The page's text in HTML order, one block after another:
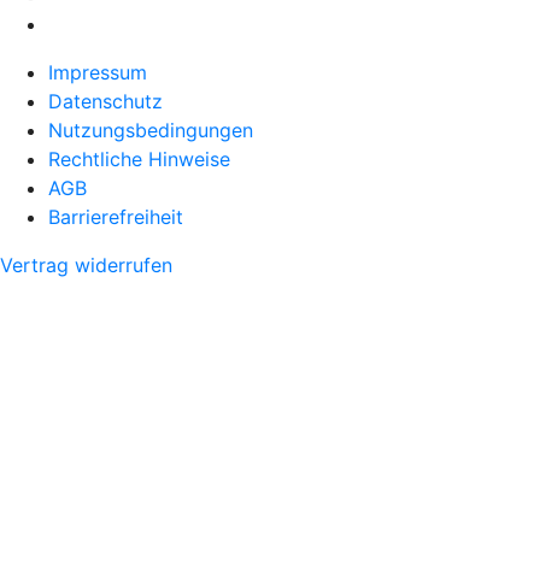
Impressum
Datenschutz
Nutzungsbedingungen
Rechtliche Hinweise
AGB
Barrierefreiheit
Vertrag widerrufen